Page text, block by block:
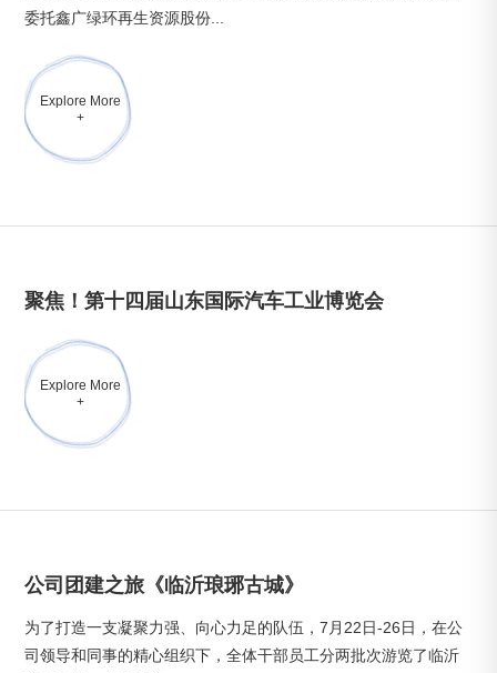
委托鑫广绿环再生资源股份...
Explore More
+
聚焦！第十四届山东国际汽车工业博览会
Explore More
+
公司团建之旅《临沂琅琊古城》
为了打造一支凝聚力强、向心力足的队伍，7月22日-26日，在公
司领导和同事的精心组织下，全体干部员工分两批次游览了临沂